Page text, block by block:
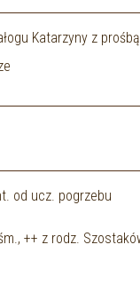
Katarzyny z
od ucz. pogrzebu
++ z rodz.